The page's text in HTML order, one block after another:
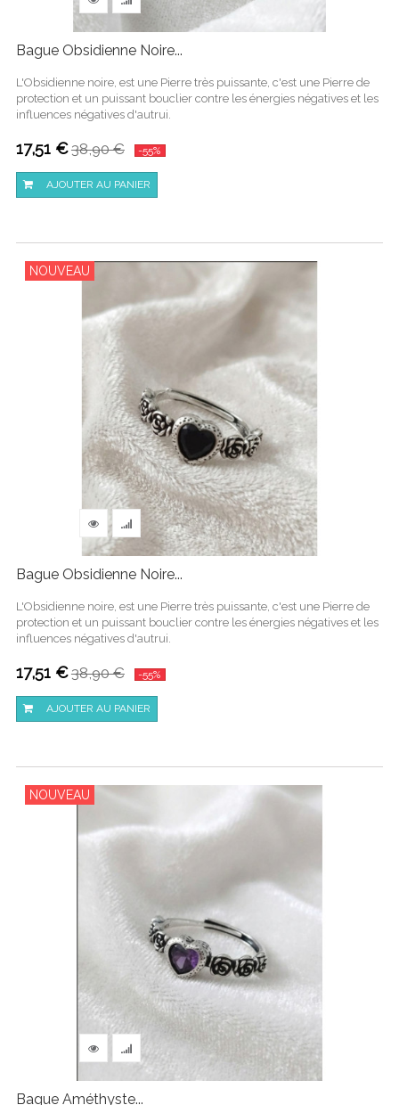
Bague Obsidienne Noire...
L'Obsidienne noire, est une Pierre très puissante, c'est une Pierre de
protection et un puissant bouclier contre les énergies négatives et les
influences négatives d'autrui.
17,51 €38,90 € -55%
AJOUTER AU PANIER
NOUVEAU
Bague Obsidienne Noire...
L'Obsidienne noire, est une Pierre très puissante, c'est une Pierre de
protection et un puissant bouclier contre les énergies négatives et les
influences négatives d'autrui.
17,51 €38,90 € -55%
AJOUTER AU PANIER
NOUVEAU
Bague Améthyste...